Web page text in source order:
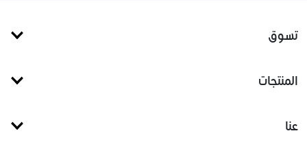
تسوق
المنتجات
عنا